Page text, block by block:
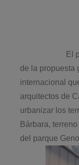
El proyecto
de la propuesta
internacional
arquitectos de
urbanizar los
Bárbara,
del parque